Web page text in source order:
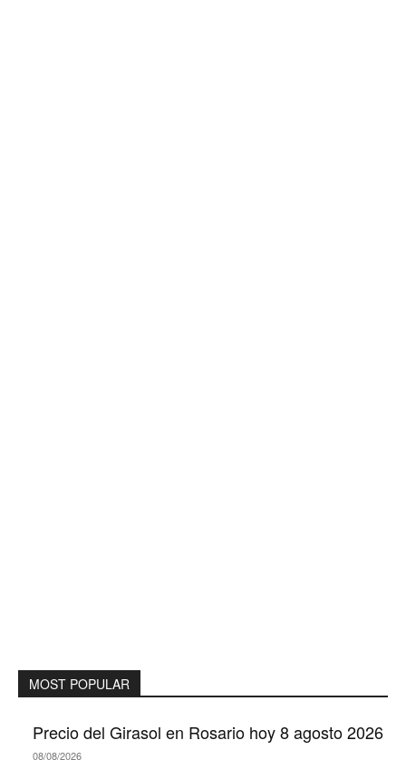
MOST POPULAR
Precio del Girasol en Rosario hoy 8 agosto 2026
08/08/2026